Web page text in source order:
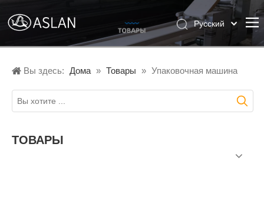
Pусский
English
Вы здесь: Дома » Товары » Упаковочная машина
ТОВАРЫ